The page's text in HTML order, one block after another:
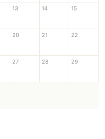
13 14 15
20 21 22
27 28 29